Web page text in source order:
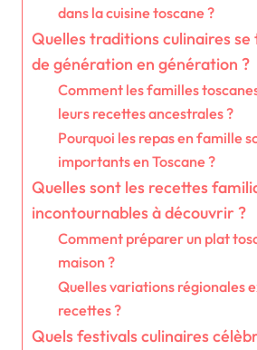
dans la cuisine toscane ?
Quelles traditions culinaires
de génération en génération ?
Comment les familles
leurs recettes ancestrales ?
Pourquoi les repas en famille
importants en Toscane ?
Quelles sont les recettes
incontournables à découvrir ?
Comment préparer un plat
maison ?
Quelles variations régionales
recettes ?
Quels festivals culinaires